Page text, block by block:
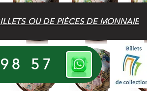
OU DE PIÈCES DE MONNAIE
57